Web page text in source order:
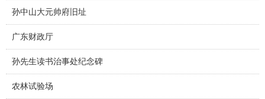
孙中山大元帅府旧址
广东财政厅
孙先生读书治事处纪念碑
农林试验场